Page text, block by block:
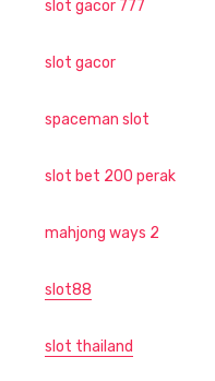
slot gacor 777
slot gacor
spaceman slot
slot bet 200 perak
mahjong ways 2
slot88
slot thailand